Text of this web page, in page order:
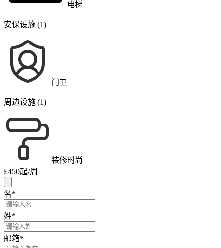
电梯
安保设施 (1)
门卫
周边设施 (1)
装修时尚
£450起/周
名*
姓*
邮箱*